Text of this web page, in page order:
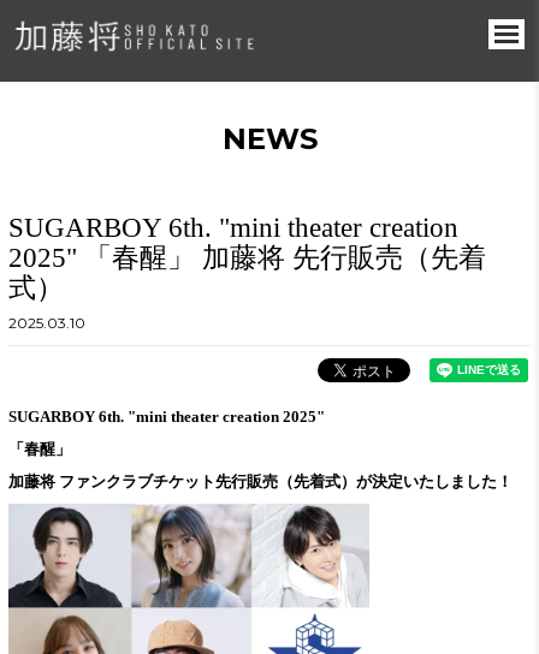
NEWS
SUGARBOY 6th. "mini theater creation
2025" 「春醒」 加藤将 先行販売（先着
式）
2025.03.10
SUGARBOY 6th. "mini theater creation 2025"
「春醒」
加藤将 ファンクラブチケット先行販売（先着式）が決定いたしました！